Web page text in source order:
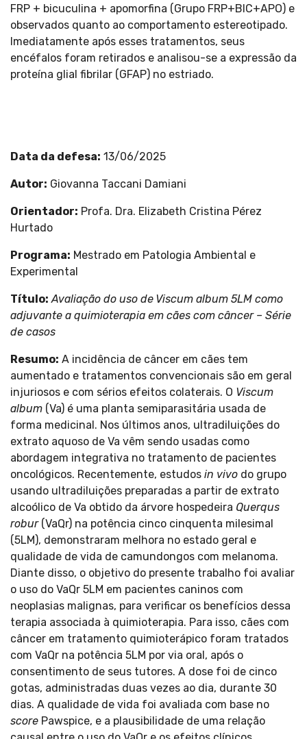
FRP + bicuculina + apomorfina (Grupo FRP+BIC+APO) e
observados quanto ao comportamento estereotipado.
Imediatamente após esses tratamentos, seus
encéfalos foram retirados e analisou-se a expressão da
proteína glial fibrilar (GFAP) no estriado.
Data da defesa: 13/06/2025
Autor: Giovanna Taccani Damiani
Orientador: Profa. Dra. Elizabeth Cristina Pérez
Hurtado
Programa: Mestrado em Patologia Ambiental e
Experimental
Título: Avaliação do uso de Viscum album 5LM como
adjuvante a quimioterapia em cães com câncer – Série
de casos
Resumo: A incidência de câncer em cães tem
aumentado e tratamentos convencionais são em geral
injuriosos e com sérios efeitos colaterais. O Viscum
album (Va) é uma planta semiparasitária usada de
forma medicinal. Nos últimos anos, ultradiluições do
extrato aquoso de Va vêm sendo usadas como
abordagem integrativa no tratamento de pacientes
oncológicos. Recentemente, estudos in vivo do grupo
usando ultradiluições preparadas a partir de extrato
alcoólico de Va obtido da árvore hospedeira Querqus
robur(VaQr) na potência cinco cinquenta milesimal
(5LM), demonstraram melhora no estado geral e
qualidade de vida de camundongos com melanoma.
Diante disso, o objetivo do presente trabalho foi avaliar
o uso do VaQr 5LM em pacientes caninos com
neoplasias malignas, para verificar os benefícios dessa
terapia associada à quimioterapia. Para isso, cães com
câncer em tratamento quimioterápico foram tratados
com VaQr na potência 5LM por via oral, após o
consentimento de seus tutores. A dose foi de cinco
gotas, administradas duas vezes ao dia, durante 30
dias. A qualidade de vida foi avaliada com base no
score Pawspice, e a plausibilidade de uma relação